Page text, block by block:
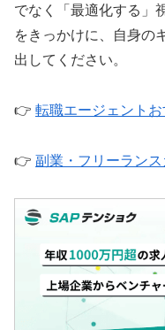
でなく「最適化する」
をきっかけに、自身の
出してください。
👉 転職エージェントお
👉 副業・フリーラン